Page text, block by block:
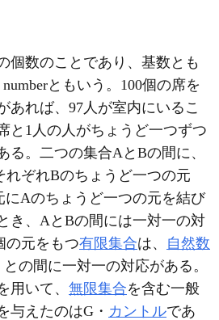
個数のことであり、基数とも
ともいう。100個の席を
あれば、97人が室内にいるこ
と1人の人がちょうど一つずつ
る。二つの集合AとBの間に、
ぞれBのちょうど一つの元
にAのちょうど一つの元を結び
き、AとBの間には一対一の対
の元をもつ有限集合は、 自然数
の間に一対一の対応がある。
用いて、 無限集合を含む一般
与えたのはG・ カントルであ